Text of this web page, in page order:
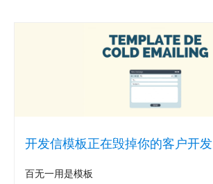
开发信模板正在毁掉你的客户开发
百无一用是模板